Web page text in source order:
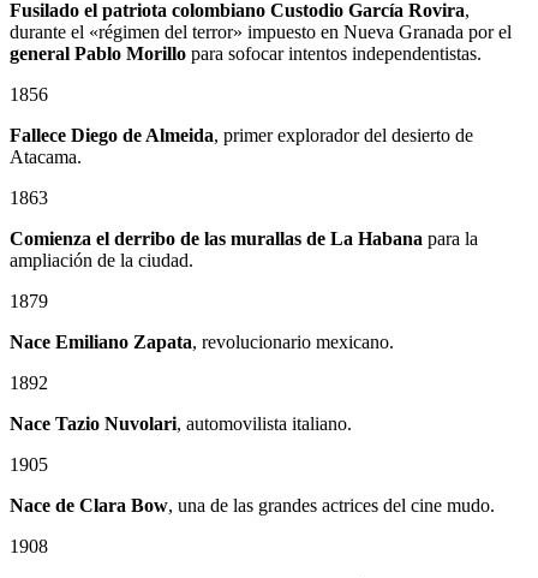
Fusilado el patriota colombiano Custodio García Rovira,
durante el «régimen del terror» impuesto en Nueva Granada por el
general Pablo Morillo para sofocar intentos independentistas.
1856
Fallece Diego de Almeida, primer explorador del desierto de
Atacama.
1863
Comienza el derribo de las murallas de La Habana para la
ampliación de la ciudad.
1879
Nace Emiliano Zapata, revolucionario mexicano.
1892
Nace Tazio Nuvolari, automovilista italiano.
1905
Nace de Clara Bow, una de las grandes actrices del cine mudo.
1908